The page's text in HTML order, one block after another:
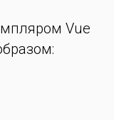
Vue